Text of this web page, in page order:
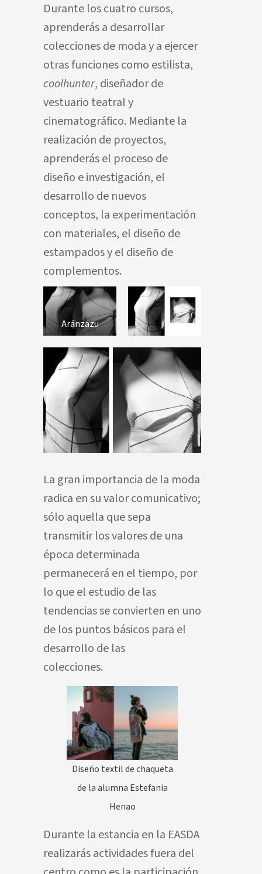
Durante los cuatro cursos,
aprenderás a desarrollar
colecciones de moda y a ejercer
otras funciones como estilista,
coolhunter, diseñador de
vestuario teatral y
cinematográfico. Mediante la
realización de proyectos,
aprenderás el proceso de
diseño e investigación, el
desarrollo de nuevos
conceptos, la experimentación
con materiales, el diseño de
estampados y el diseño de
complementos.
Aránzazu
La gran importancia de la moda
radica en su valor comunicativo;
sólo aquella que sepa
transmitir los valores de una
época determinada
permanecerá en el tiempo, por
lo que el estudio de las
tendencias se convierten en uno
de los puntos básicos para el
desarrollo de las
colecciones.
Diseño textil de chaqueta
de la alumna Estefania
Henao
Durante la estancia en la EASDA
realizarás actividades fuera del